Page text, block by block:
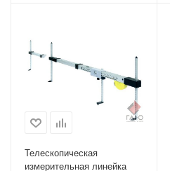
Телескопическая
измерительная линейка